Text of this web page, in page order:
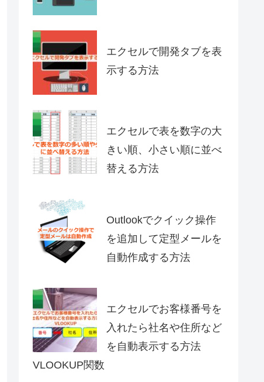
エクセルで開発タブを表
示する方法
エクセルで表を数字の大
きい順、小さい順に並べ
替える方法
Outlookでクイック操作
を追加して定型メールを
自動作成する方法
エクセルでお客様番号を
入れたら社名や住所など
を自動表示する方法
VLOOKUP関数